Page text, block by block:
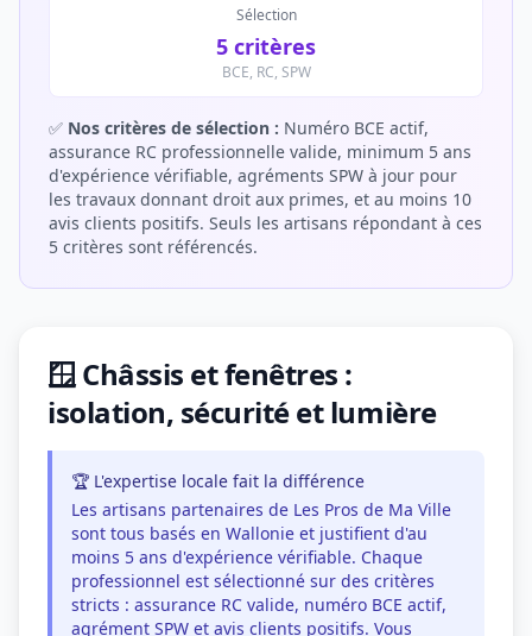
Sélection
5 critères
BCE, RC, SPW
✅ Nos critères de sélection : Numéro BCE actif,
assurance RC professionnelle valide, minimum 5 ans
d'expérience vérifiable, agréments SPW à jour pour
les travaux donnant droit aux primes, et au moins 10
avis clients positifs. Seuls les artisans répondant à ces
5 critères sont référencés.
🪟 Châssis et fenêtres :
isolation, sécurité et lumière
🏆 L'expertise locale fait la différence
Les artisans partenaires de Les Pros de Ma Ville
sont tous basés en Wallonie et justifient d'au
moins 5 ans d'expérience vérifiable. Chaque
professionnel est sélectionné sur des critères
stricts : assurance RC valide, numéro BCE actif,
agrément SPW et avis clients positifs. Vous